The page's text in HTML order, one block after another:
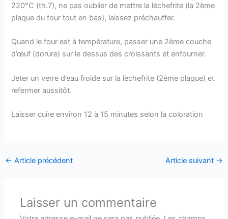
220°C (th.7), ne pas oublier de mettre la lèchefrite (la 2ème
plaque du four tout en bas), laissez préchauffer.
Quand le four est à température, passer une 2ème couche
d’œuf (dorure) sur le dessus des croissants et enfourner.
Jeter un verre d’eau froide sur la lèchefrite (2ème plaque) et
refermer aussitôt.
Laisser cuire environ 12 à 15 minutes selon la coloration
← Article précédent Article suivant →
Laisser un commentaire